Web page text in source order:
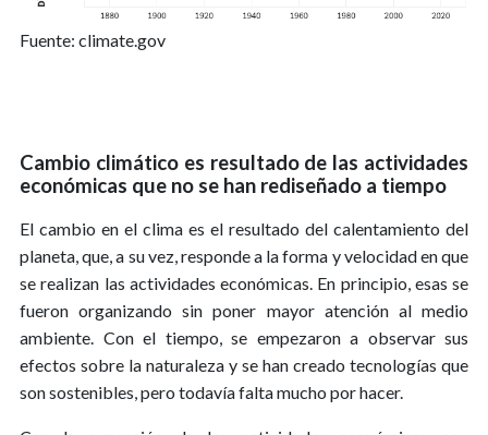
Fuente: climate.gov
Cambio climático es resultado de las actividades
económicas que no se han rediseñado a tiempo
El cambio en el clima es el resultado del calentamiento del
planeta, que, a su vez, responde a la forma y velocidad en que
se realizan las actividades económicas. En principio, esas se
fueron organizando sin poner mayor atención al medio
ambiente. Con el tiempo, se empezaron a observar sus
efectos sobre la naturaleza y se han creado tecnologías que
son sostenibles, pero todavía falta mucho por hacer.